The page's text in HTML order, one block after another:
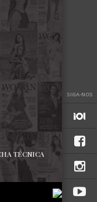
SIGA-NOS
TÉCNICA